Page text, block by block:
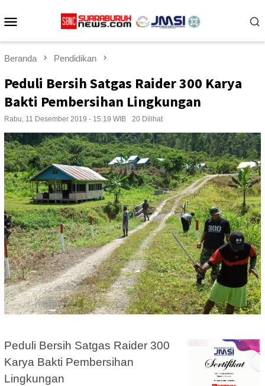
ke
Beranda Pendidikan
Peduli Bersih Satgas Raider 300 Karya
Bakti Pembersihan Lingkungan
Rabu, 11 Desember 2019 - 15:19 WIB 20 Dilihat
Peduli Bersih Satgas Raider 300
Karya Bakti Pembersihan
Lingkungan